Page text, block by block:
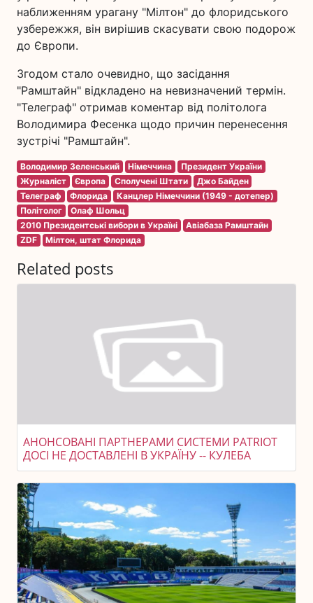
наближенням урагану "Мілтон" до флоридського
узбережжя, він вирішив скасувати свою подорож
до Європи.
Згодом стало очевидно, що засідання
"Рамштайн" відкладено на невизначений термін.
"Телеграф" отримав коментар від політолога
Володимира Фесенка щодо причин перенесення
зустрічі "Рамштайн".
Володимир Зеленський Німеччина
Президент України
Журналіст
Європа Сполучені Штати
Джо Байден
Телеграф
Флорида
Канцлер Німеччини (1949 - дотепер)
Політолог
Олаф Шольц
2010 Президентські вибори в Україні
Авіабаза Рамштайн
ZDF
Мілтон, штат Флорида
Related posts
АНОНСОВАНІ ПАРТНЕРАМИ СИСТЕМИ PATRIOT
ДОСІ НЕ ДОСТАВЛЕНІ В УКРАЇНУ -- КУЛЕБА